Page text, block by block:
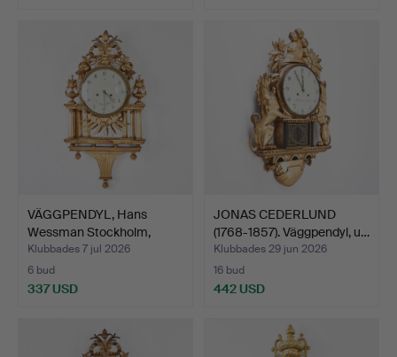
VÄGGPENDYL, Hans
Wessman Stockholm,
sengus…
Klubbades 7 jul 2026
6 bud
337 USD
JONAS CEDERLUND
(1768-1857). Väggpendyl, u…
Klubbades 29 jun 2026
16 bud
442 USD